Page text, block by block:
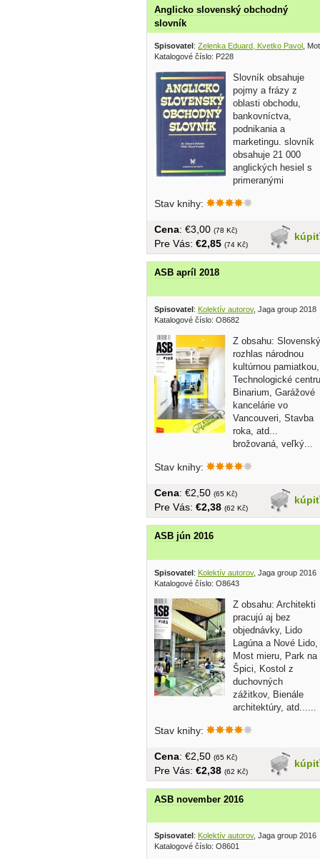
Anglicko slovenský obchodný
slovník
Spisovatel : Zelenka Eduard, Kvetko Pavol
,
Katalogové číslo: P228
Slovník obsahuje
pojmy a frázy z
oblasti obchodu,
bankovníctva,
podnikania a
marketingu. slovník
obsahuje 21 000
anglických hesiel s
primeranými
Stav knihy:
kúpiť
Cena: €3,00 (78 Kč)
Pre Vás: €2,85 (74 Kč)
ASB apríl 2018
Spisovatel: Kolektív autorov, Jaga group 2018
Katalogové číslo: O8682
Z obsahu: Slovenský
rozhlas národnou
kultúrnou pamiatkou,
Technologické centru
Binarium, Garážové
kancelárie vo
Vancouveri, Stavba
roka, atd...
brožovaná, veľký...
Stav knihy:
kúpiť
Cena: €2,50 (65 Kč)
Pre Vás: €2,38 (62 Kč)
ASB jún 2016
Spisovatel: Kolektív autorov, Jaga group 2016
Katalogové číslo: O8643
Z obsahu: Architekti
pracujú aj bez
objednávky, Lido
Lagúna a Nové Lido,
Most mieru, Park na
Špici, Kostol z
duchovných
zážitkov, Bienále
architektúry, atd......
Stav knihy:
kúpiť
Cena: €2,50 (65 Kč)
Pre Vás: €2,38 (62 Kč)
ASB november 2016
Spisovatel : Kolektív autorov, Jaga group 2016
Katalogové číslo: O8601